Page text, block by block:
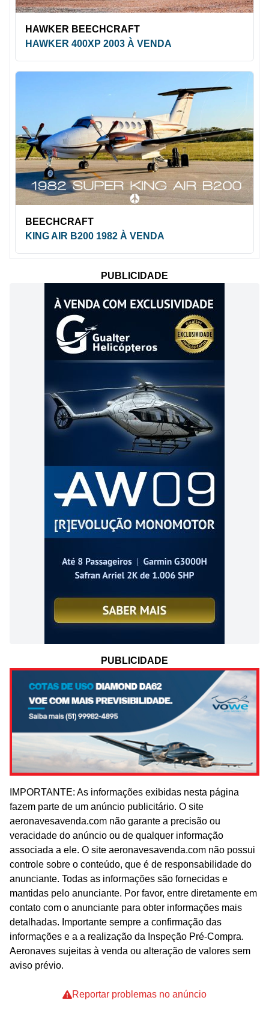
HAWKER BEECHCRAFT
HAWKER 400XP 2003 À VENDA
BEECHCRAFT
KING AIR B200 1982 À VENDA
PUBLICIDADE
PUBLICIDADE
IMPORTANTE: As informações exibidas nesta página
fazem parte de um anúncio publicitário. O site
aeronavesavenda.com não garante a precisão ou
veracidade do anúncio ou de qualquer informação
associada a ele. O site aeronavesavenda.com não possui
controle sobre o conteúdo, que é de responsabilidade do
anunciante. Todas as informações são fornecidas e
mantidas pelo anunciante. Por favor, entre diretamente em
contato com o anunciante para obter informações mais
detalhadas. Importante sempre a confirmação das
informações e a a realização da Inspeção Pré-Compra.
Aeronaves sujeitas à venda ou alteração de valores sem
aviso prévio.
Reportar problemas no anúncio